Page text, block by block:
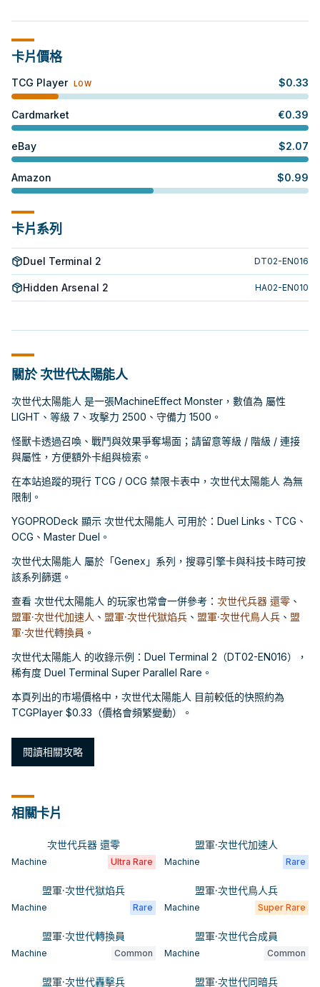
卡片價格
TCG Player LOW $0.33
Cardmarket €0.39
eBay $2.07
Amazon $0.99
卡片系列
Duel Terminal 2 DT02-EN016
Hidden Arsenal 2 HA02-EN010
關於 次世代太陽能人
次世代太陽能人 是一張MachineEffect Monster，數值為 屬性
LIGHT、等級 7、攻擊力 2500、守備力 1500。
怪獸卡透過召喚、戰鬥與效果爭奪場面；請留意等級 / 階級 / 連接
與屬性，方便額外卡組與檢索。
在本站追蹤的現行 TCG / OCG 禁限卡表中，次世代太陽能人 為無
限制。
YGOPRODeck 顯示 次世代太陽能人 可用於：Duel Links、TCG、
OCG、Master Duel。
次世代太陽能人 屬於「Genex」系列，搜尋引擎卡與科技卡時可按
該系列篩選。
查看 次世代太陽能人 的玩家也常會一併參考： 次世代兵器 還零 、
盟軍·次世代加速人 、 盟軍·次世代獄焰兵 、 盟軍·次世代鳥人兵 、 盟
軍·次世代轉換員 。
次世代太陽能人 的收錄示例：Duel Terminal 2（DT02-EN016），
稀有度 Duel Terminal Super Parallel Rare。
本頁列出的市場價格中，次世代太陽能人 目前較低的快照約為
TCGPlayer $0.33（價格會頻繁變動）。
閱讀相關攻略
相關卡片
次世代兵器 還零
Machine Ultra Rare
盟軍·次世代加速人
Machine Rare
盟軍·次世代獄焰兵
Machine Rare
盟軍·次世代鳥人兵
Machine Super Rare
盟軍·次世代轉換員
Machine Common
盟軍·次世代合成員
Machine Common
盟軍·次世代轟擊兵 盟軍·次世代同暗兵